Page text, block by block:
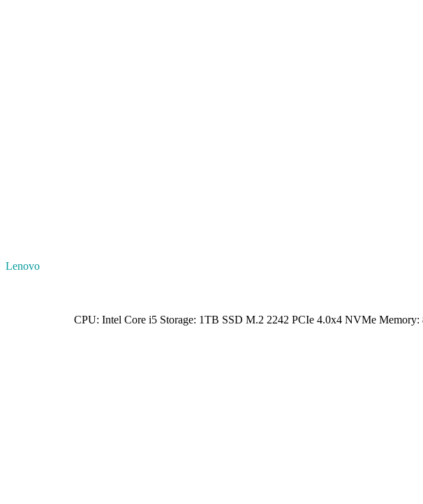
Lenovo
CPU: Intel Core i5 Storage: 1TB SSD M.2 2242 PCIe 4.0x4 NVMe